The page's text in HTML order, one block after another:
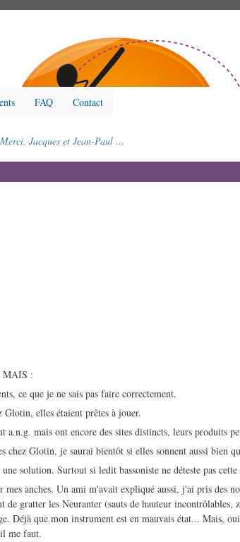
FAQ Contact
Merci, Jacques et Jean-Paul …
MAIS :
ce que je ne sais pas faire correctement.
elles étaient prêtes à jouer.
a.n.g. mais ont encore des sites distincts, leurs produits
chez Glotin, je saurai bientôt si elles sonnent aussi bien
solution. Surtout si ledit bassoniste ne déteste pas
anches. Un ami m'avait expliqué aussi, j'ai pris des
de gratter les Neuranter (sauts de hauteur incontrôlables,
Déjà que mon instrument est en mauvais état... Mais,
me faut.